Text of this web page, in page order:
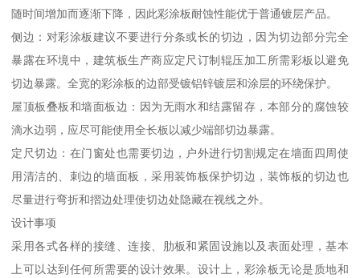
随时间增加而逐渐下降，因此彩涂板耐蚀性能优于普通镀层产品。
侧边：对彩涂板建议不要进行分条或长的切边，因为切边部分完全
暴露在环境中，建筑板生产商应定尺订制辊压加工所需彩板以避免
切边暴露。全宽的彩涂板的边部受镀铝锌镀层和涂层的环绕保护。
屋顶板叠板和墙面板边：因为无雨水和结露留存，本部分的腐蚀较
滴水边弱，应尽可能使用全长板以减少端部切边暴露。
定尺切边：在门窗处也需要切边，户外进行切割规定在墙面四周使
用清洁的、刺边的墙面板，采用装饰板保护切边，装饰板的切边也
尽量进行弯折和摺边处理使切边处隐藏在视线之外。
设计事项
采用各式各样的接缝、连接、肋板和紧固设施以及表面处理，基本
上可以达到任何所需要的设计效果。设计上，彩涂板无论是质地和